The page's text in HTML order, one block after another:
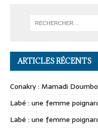
ARTICLES RÉCENTS
Conakry : Mamadi
Labé : une femme
Labé : une femme